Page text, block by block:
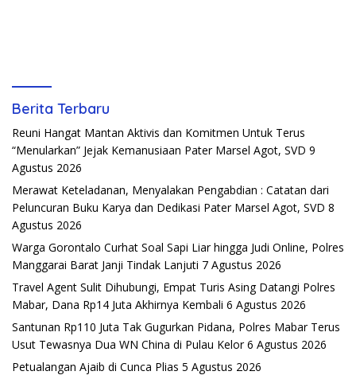
Berita Terbaru
Reuni Hangat Mantan Aktivis dan Komitmen Untuk Terus
“Menularkan” Jejak Kemanusiaan Pater Marsel Agot, SVD 9
Agustus 2026
Merawat Keteladanan, Menyalakan Pengabdian : Catatan dari
Peluncuran Buku Karya dan Dedikasi Pater Marsel Agot, SVD 8
Agustus 2026
Warga Gorontalo Curhat Soal Sapi Liar hingga Judi Online, Polres
Manggarai Barat Janji Tindak Lanjuti 7 Agustus 2026
Travel Agent Sulit Dihubungi, Empat Turis Asing Datangi Polres
Mabar, Dana Rp14 Juta Akhirnya Kembali 6 Agustus 2026
Santunan Rp110 Juta Tak Gugurkan Pidana, Polres Mabar Terus
Usut Tewasnya Dua WN China di Pulau Kelor 6 Agustus 2026
Petualangan Ajaib di Cunca Plias 5 Agustus 2026